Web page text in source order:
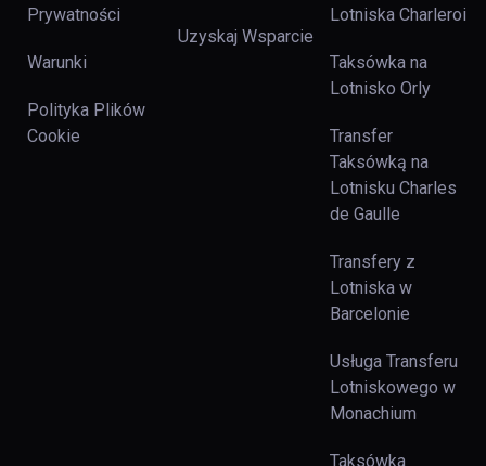
Prywatności
Warunki
Polityka Plików
Cookie
Uzyskaj Wsparcie
Lotniska Charleroi
Taksówka na
Lotnisko Orly
Transfer
Taksówką na
Lotnisku Charles
de Gaulle
Transfery z
Lotniska w
Barcelonie
Usługa Transferu
Lotniskowego w
Monachium
Taksówka